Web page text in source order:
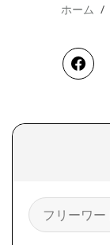
ホーム
検
索